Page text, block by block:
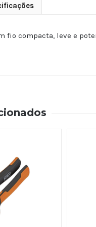
fio compacta, leve e